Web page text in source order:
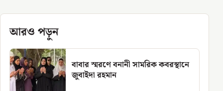
আরও পড়ুন
বাবার স্মরণে বনানী সামরিক কবরস্থানে
জুবাইদা রহমান